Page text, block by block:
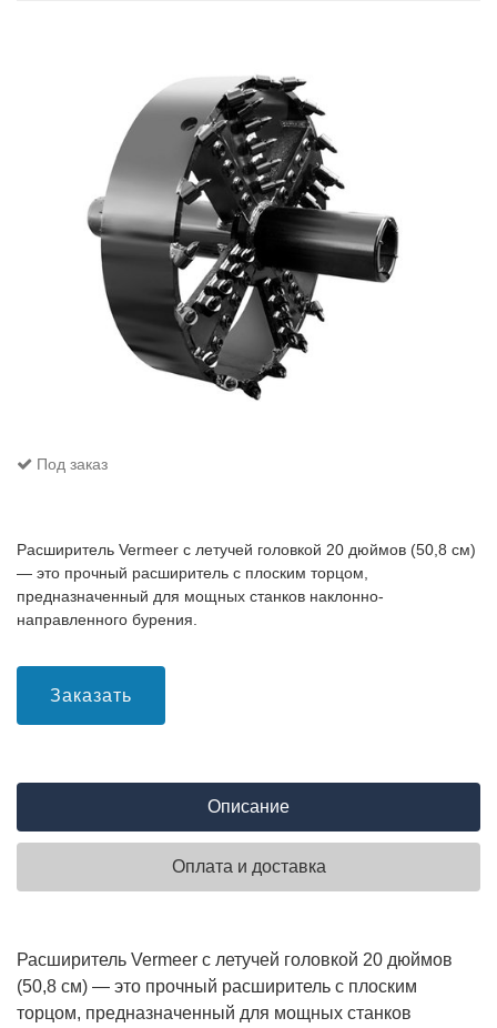
Под заказ
Расширитель Vermeer с летучей головкой 20 дюймов (50,8 см)
— это прочный расширитель с плоским торцом,
предназначенный для мощных станков наклонно-
направленного бурения.
Заказать
Описание
Оплата и доставка
Расширитель Vermeer с летучей головкой 20 дюймов
(50,8 см) — это прочный расширитель с плоским
торцом, предназначенный для мощных станков